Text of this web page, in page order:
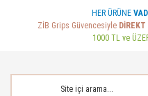
HER ÜRÜNE
ZİB Grips Güvencesiyle
1000 TL ve